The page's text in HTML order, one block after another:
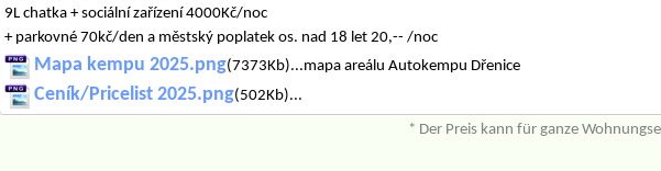
9L chatka + sociální zařízení 4000Kč/noc
+ parkovné 70kč/den a městský poplatek os. nad 18 let 20,-- /noc
Mapa kempu 2025.png(7373Kb)...mapa areálu Autokempu Dřenice
Ceník/Pricelist 2025.png(502Kb)...
* Der Preis kann für ganze